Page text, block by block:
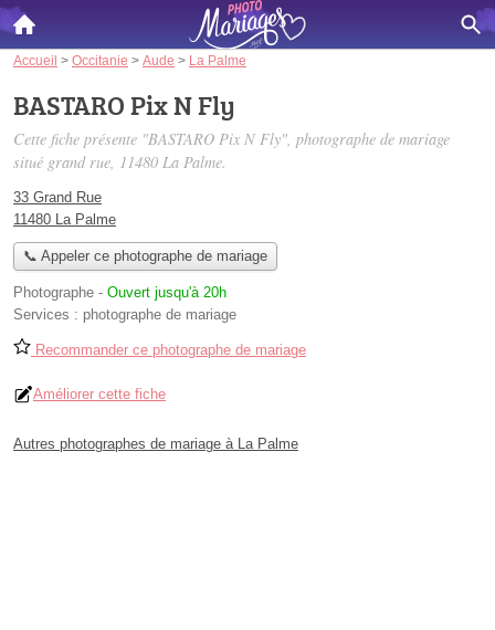
Accueil > Occitanie > Aude > La Palme
BASTARO Pix N Fly
Cette fiche présente "BASTARO Pix N Fly", photographe de mariage
situé grand rue, 11480 La Palme.
33 Grand Rue
11480 La Palme
📞 Appeler ce photographe de mariage
Photographe - Ouvert jusqu'à 20h
Services : photographe de mariage
Recommander ce photographe de mariage
Améliorer cette fiche
Autres photographes de mariage à La Palme